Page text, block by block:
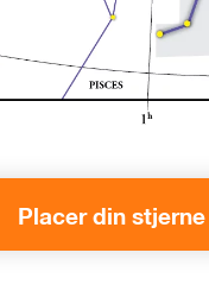
Placer din